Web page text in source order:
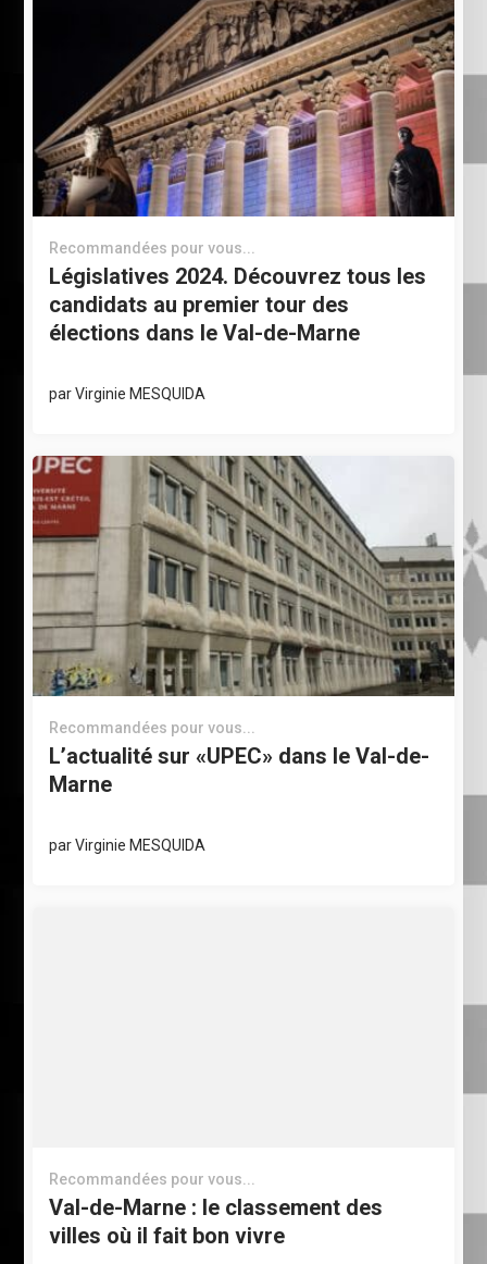
Recommandées pour vous...
Législatives 2024. Découvrez tous les
candidats au premier tour des
élections dans le Val-de-Marne
parVirginie MESQUIDA
Recommandées pour vous...
L’actualité sur «UPEC» dans le Val-de-
Marne
parVirginie MESQUIDA
Recommandées pour vous...
Val-de-Marne : le classement des
villes où il fait bon vivre